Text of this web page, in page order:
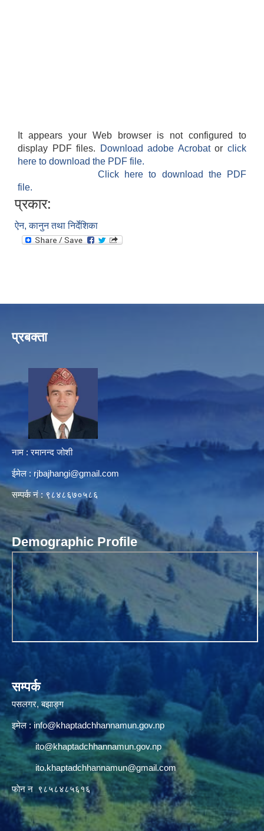
It appears your Web browser is not configured to
display PDF files.
Download adobe Acrobatorclick
here to download the PDF file.
Click here to download the PDF
file.
प्रकार:
ऐन, कानुन तथा निर्देशिका
प्रबक्ता
नाम : रमानन्द जोशी
ईमेल : rjbajhangi@gmail.com
सम्पर्क नं : ९८४८६७०५८६
Demographic Profile
सम्पर्क
पसलगर, बझाङ्ग
इमेल : info@khaptadchhannamun.gov.np
ito@khaptadchhannamun.gov.np
ito.khaptadchhannamun@gmail.com
फाेन न‌‍‍ ९८५८४८५६१६